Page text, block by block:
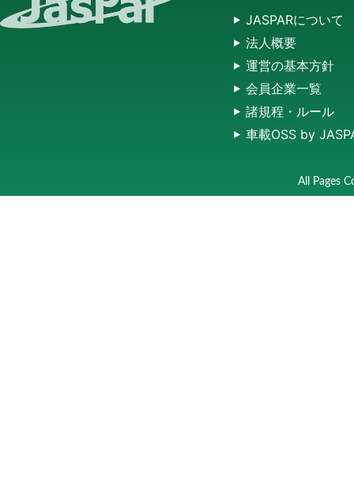
JASPARについて
法人概要
運営の基本方針
会員企業一覧
諸規程・ルール
車載OSS by
All Pages